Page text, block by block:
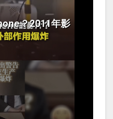
？2011年影